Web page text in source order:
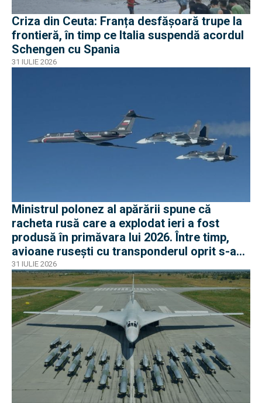
Criza din Ceuta: Franța desfășoară trupe la
frontieră, în timp ce Italia suspendă acordul
Schengen cu Spania
31 IULIE 2026
Ministrul polonez al apărării spune că
racheta rusă care a explodat ieri a fost
produsă în primăvara lui 2026. Între timp,
avioane rusești cu transponderul oprit s-au
apropiat de frontiera Poloniei
31 IULIE 2026